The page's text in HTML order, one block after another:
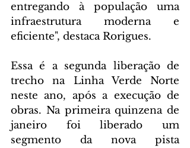
entregando à população uma
infraestrutura moderna e
eficiente", destaca Rorigues.
Essa é a segunda liberação de
trecho na Linha Verde Norte
neste ano, após a execução de
obras. Na primeira quinzena de
janeiro foi liberado um
segmento da nova pista